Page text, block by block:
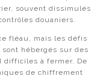
souvent dissimulés
douaniers.
fléau, mais les défis
hébergés sur des
difficiles à fermer. De
de chiffrement